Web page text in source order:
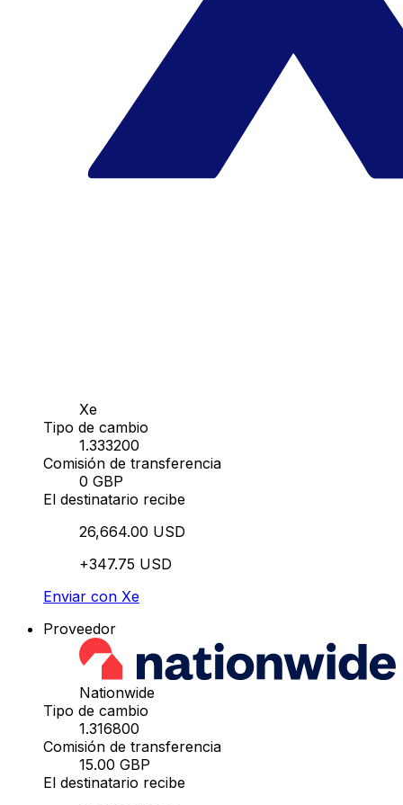
Xe
Tipo de cambio
1.333200
Comisión de transferencia
0 GBP
El destinatario recibe
26,664.00 USD
+347.75 USD
Enviar con Xe
Proveedor
Nationwide
Tipo de cambio
1.316800
Comisión de transferencia
15.00 GBP
El destinatario recibe